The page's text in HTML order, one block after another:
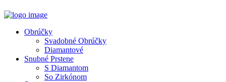
Obrúčky
Svadobné Obrúčky
Diamantové
Snubné Prstene
S Diamantom
So Zirkónom